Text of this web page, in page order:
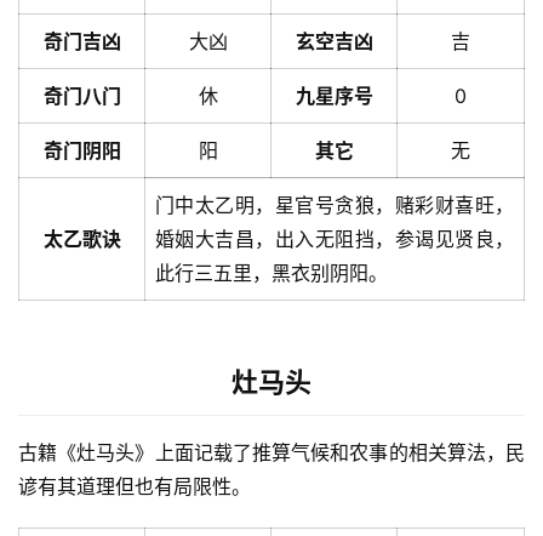
奇门吉凶 大凶 玄空吉凶 吉
奇门八门 休 九星序号 0
奇门阴阳 阳 其它 无
太乙歌诀
门中太乙明，星官号贪狼，赌彩财喜旺，
婚姻大吉昌，出入无阻挡，参谒见贤良，
此行三五里，黑衣别阴阳。
灶马头
古籍《灶马头》上面记载了推算气候和农事的相关算法，民
谚有其道理但也有局限性。